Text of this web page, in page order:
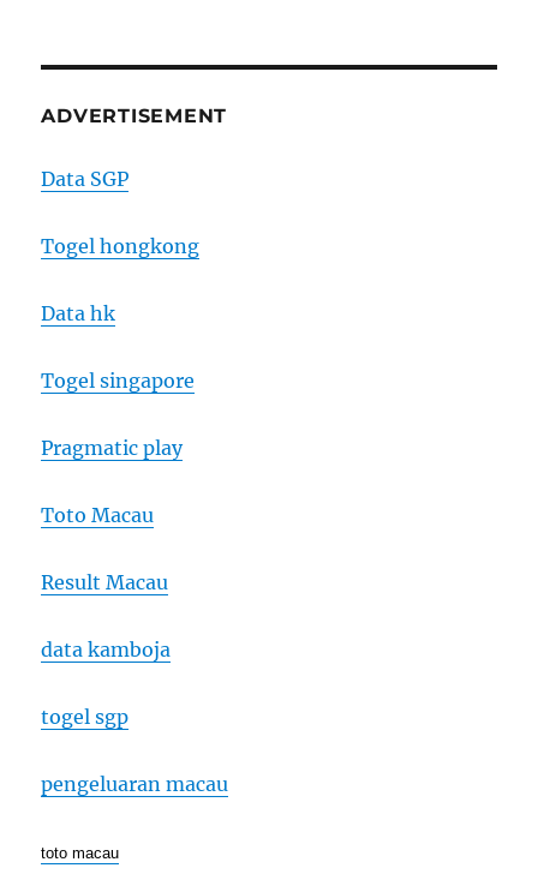
ADVERTISEMENT
Data SGP
Togel hongkong
Data hk
Togel singapore
Pragmatic play
Toto Macau
Result Macau
data kamboja
togel sgp
pengeluaran macau
toto macau